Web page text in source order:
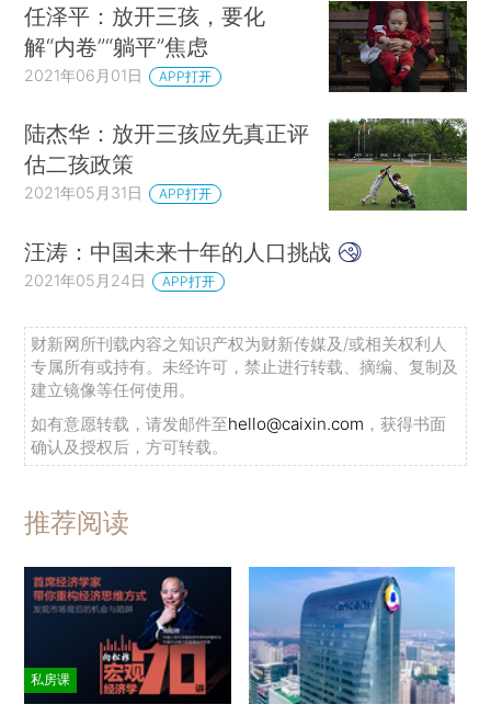
任泽平：放开三孩，要化
解“内卷”“躺平”焦虑
2021年06月01日 APP打开
陆杰华：放开三孩应先真正评
估二孩政策
2021年05月31日 APP打开
汪涛：中国未来十年的人口挑战
2021年05月24日 APP打开
财新网所刊载内容之知识产权为财新传媒及/或相关权利人
专属所有或持有。未经许可，禁止进行转载、摘编、复制及
建立镜像等任何使用。
如有意愿转载，请发邮件至hello@caixin.com ，获得书面
确认及授权后，方可转载。
推荐阅读
私房课